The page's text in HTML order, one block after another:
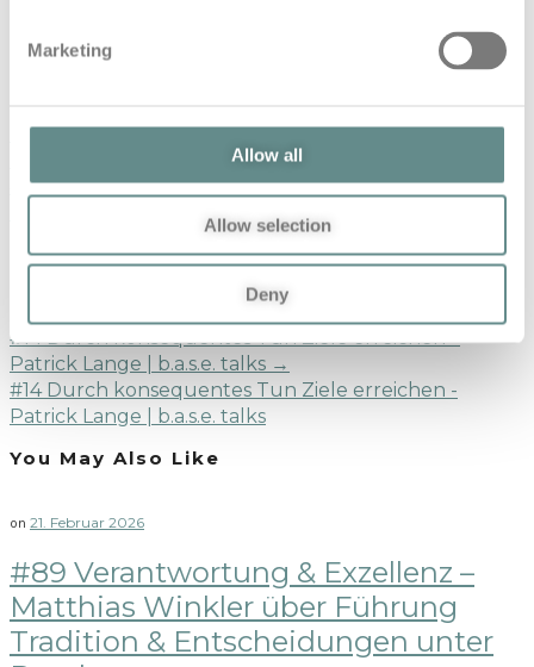
Marketing
Allow all
Allow selection
Deny
#12 Mentale Stärke und die Kraft des Loslassens –
Laura Kraihamer | b.a.s.e. talks
#12 Mentale Stärke und die Kraft des Loslassens -
Laura Kraihamer | b.a.s.e. talks
#14 Durch konsequentes Tun Ziele erreichen –
Patrick Lange | b.a.s.e. talks →
#14 Durch konsequentes Tun Ziele erreichen -
Patrick Lange | b.a.s.e. talks
You May Also Like
on 21. Februar 2026
#89 Verantwortung & Exzellenz –
Matthias Winkler über Führung
Tradition & Entscheidungen unter